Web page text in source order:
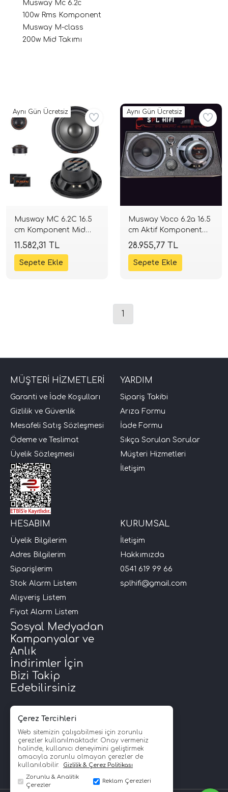
Arac Baslari)
Performans)
Musway Mc 6.2c
100w Rms Komponent
Musway M-class
200w Mid Takımı
Musway MC 6.2C 16.5
cm Komponent Mid
Takımı | 200W 4 Ohm |
SPLHIFI
11.582,31 TL
Aynı Gün Ücretsiz
Musway Voco 6.2a 16.5
cm Aktif Komponent
Hoparlör | 150W 4
Ohm | SPLHIFI
28.955,77 TL
Aynı Gün Ücretsiz
1
MÜŞTERİ HİZMETLERİ
Garanti ve İade Koşulları
Gizlilik ve Güvenlik
Mesafeli Satış Sözleşmesi
Ödeme ve Teslimat
Üyelik Sözleşmesi
YARDIM
Sipariş Takibi
Arıza Formu
İade Formu
Sıkça Sorulan Sorular
Müşteri Hizmetleri
İletişim
HESABIM
Üyelik Bilgilerim
Adres Bilgilerim
Siparişlerim
Stok Alarm Listem
Alışveriş Listem
Fiyat Alarm Listem
KURUMSAL
İletişim
Hakkımızda
0541 619 99 66
splhifi@gmail.com
Sosyal Medyadan
Kampanyalar ve
Anlık
İndirimler İçin
Bizi Takip
Edebilirsiniz
Çerez Tercihleri
Web sitemizin çalışabilmesi için zorunlu
çerezler kullanılmaktadır. Onay vermeniz
halinde, kullanıcı deneyimini geliştirmek
amacıyla zorunlu olmayan çerezler de
kullanılabilir.
Gizlilik & Çerez Politikası
Zorunlu & Analitik
Çerezler
Reklam Çerezleri